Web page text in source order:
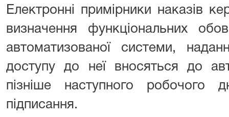
Електронні примірники наказів
визначення функціональних
автоматизованої системи,
доступу до неї вносяться до
пізніше наступного
підписання.